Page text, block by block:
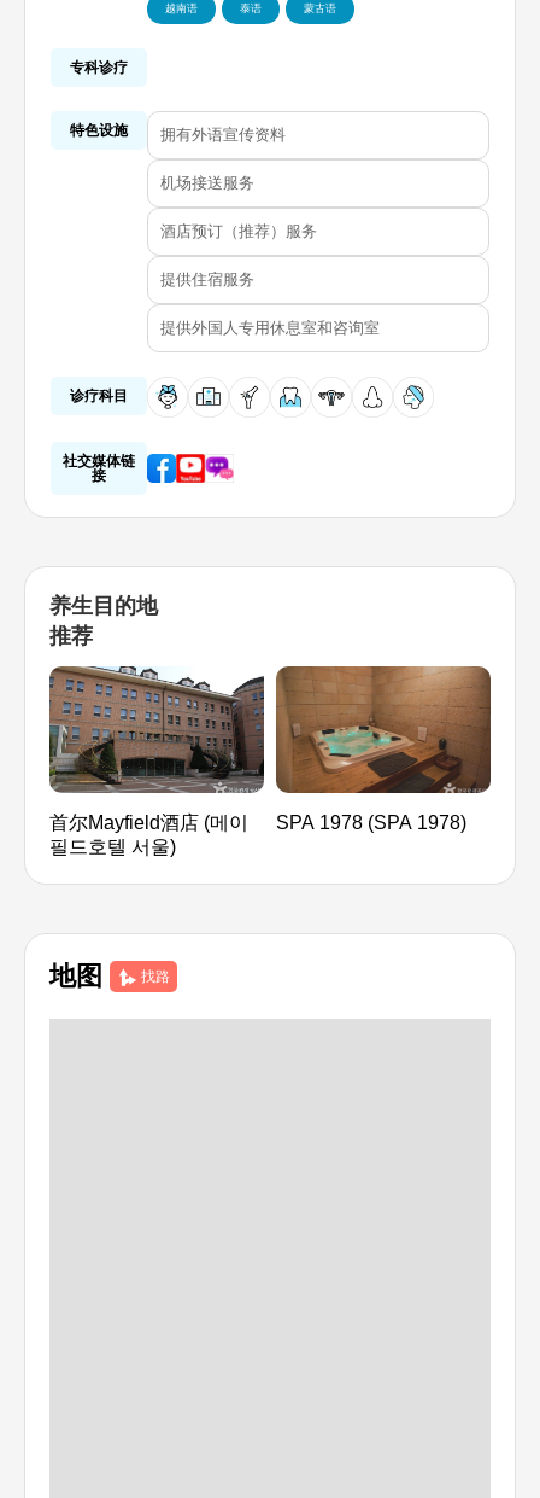
越南语 泰语 蒙古语
专科诊疗
特色设施 拥有外语宣传资料
机场接送服务
酒店预订（推荐）服务
提供住宿服务
提供外国人专用休息室和咨询室
诊疗科目
社交媒体链
接
养生目的地
推荐
首尔Mayfield酒店 (메이
필드호텔 서울)
SPA 1978 (SPA 1978)
地图 找路